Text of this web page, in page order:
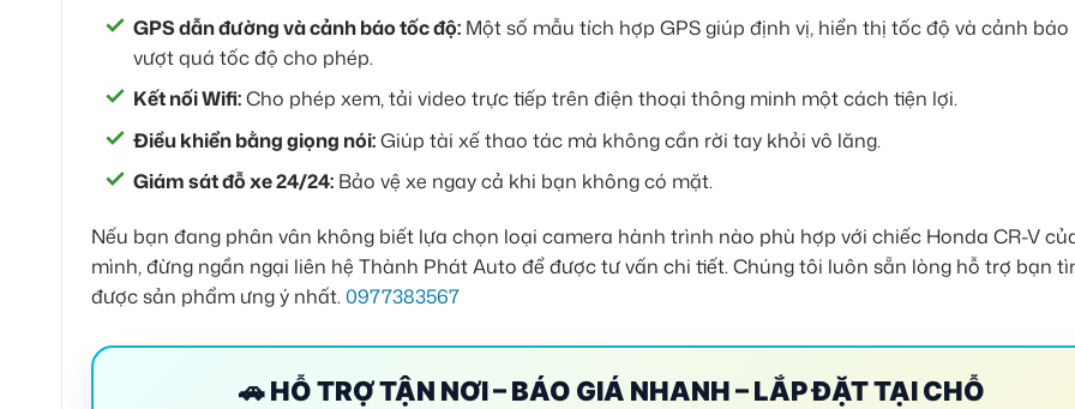
GPS dẫn đường và cảnh báo tốc độ: Một số mẫu tích hợp GPS giúp định vị, hiển thị tốc độ và cảnh báo
vượt quá tốc độ cho phép.
Kết nối Wifi:Cho phép xem, tải video trực tiếp trên điện thoại thông minh một cách tiện lợi.
Điều khiển bằng giọng nói:Giúp tài xế thao tác mà không cần rời tay khỏi vô lăng.
Giám sát đỗ xe 24/24: Bảo vệ xe ngay cả khi bạn không có mặt.
Nếu bạn đang phân vân không biết lựa chọn loại camera hành trình nào phù hợp với chiếc Honda CR-V
mình, đừng ngần ngại liên hệ Thành Phát Auto để được tư vấn chi tiết. Chúng tôi luôn sẵn lòng hỗ trợ bạn
được sản phẩm ưng ý nhất.0977383567
🚗 HỖ TRỢ TẬN NƠI – BÁO GIÁ NHANH – LẮP ĐẶT TẠI CHỖ